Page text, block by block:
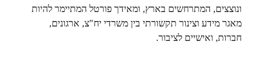
ונוצצים, המתרחשים בארץ, ומאידך פורטל המתיימר להיות
מאגר מידע וצינור תקשורתי בין משרדי יח"צ, ארגונים,
חברות, ואישיים לציבור.